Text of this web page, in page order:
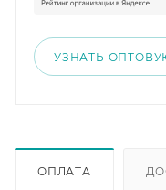
УЗНАТЬ
ОПЛАТА